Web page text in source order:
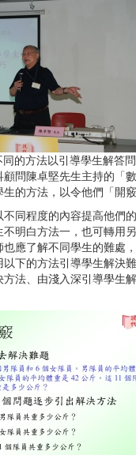
的方法以引導學生解答
陳卓堅先生主持的「
的方法，以令他們「開
程度的內容提高他們
明白方法一，也可轉用
應了解不同學生的難處
下的方法引導學生解決
法、由淺入深引導學生